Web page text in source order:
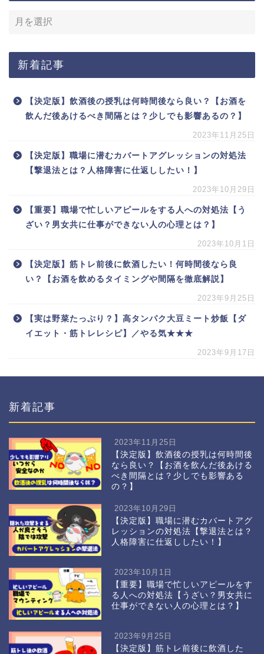
新着記事
【決定版】飲酒後の授乳は何時間後なら良い？【お酒を
飲んだ後あけるべき間隔とは？少しでも影響あるの？】
2023年11月25日
【決定版】職場に潜むカバートアグレッションの対処法
【撃退法とは？人格障害に仕返ししたい！】
2023年10月29日
【重要】職場で忙しいアピールをする人への対処法【う
ざい？男女共に仕事ができない人の心理とは？】
2023年10月1日
【決定版】筋トレ前後に飲酒したい！何時間後なら良
い？【お酒を飲めるタイミングや間隔を徹底解説】
2023年9月25日
【実は野菜たっぷり？】高タンパク大豆ミート炒飯【ダ
イエット・筋トレレシピ】／やる気★★★
2023年9月17日
新着記事
2023年11月25日
【決定版】飲酒後の授乳は何時間後
なら良い？【お酒を飲んだ後あける
べき間隔とは？少しでも影響ある
の？】
2023年10月29日
【決定版】職場に潜むカバートアグ
レッションの対処法【撃退法とは？
人格障害に仕返ししたい！】
2023年10月1日
【重要】職場で忙しいアピールをす
る人への対処法【うざい？男女共に
仕事ができない人の心理とは？】
2023年9月25日
【決定版】筋トレ前後に飲酒した